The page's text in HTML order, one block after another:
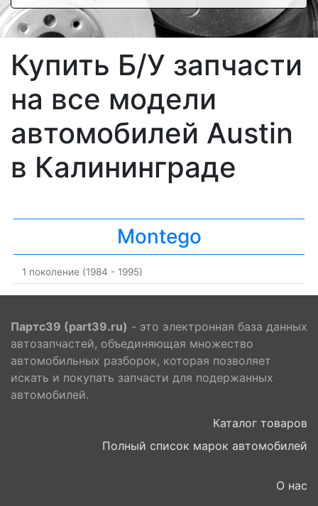
Купить Б/У запчасти
на все модели
автомобилей Austin
в Калининграде
Montego
1 поколение (1984 - 1995)
Партс39 (part39.ru) - это электронная база данных
автозапчастей, объединяющая множество
автомобильных разборок, которая позволяет
искать и покупать запчасти для подержанных
автомобилей.
Каталог товаров
Полный список марок автомобилей
О нас